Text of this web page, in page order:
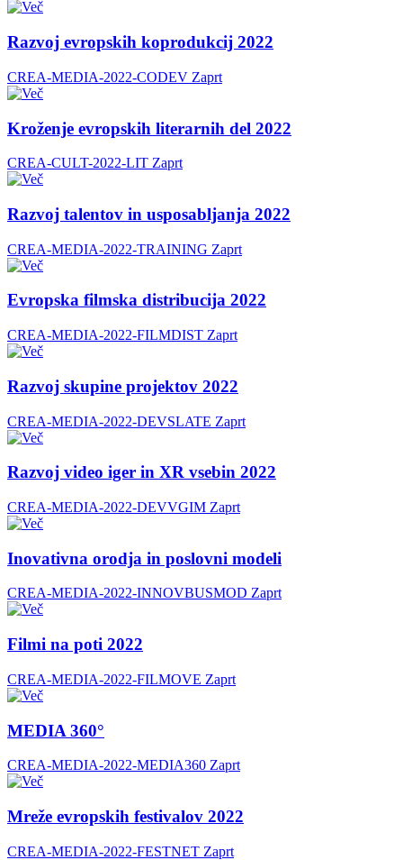
Razvoj evropskih koprodukcij 2022
CREA-MEDIA-2022-CODEV Zaprt
Kroženje evropskih literarnih del 2022
CREA-CULT-2022-LIT Zaprt
Razvoj talentov in usposabljanja 2022
CREA-MEDIA-2022-TRAINING Zaprt
Evropska filmska distribucija 2022
CREA-MEDIA-2022-FILMDIST Zaprt
Razvoj skupine projektov 2022
CREA-MEDIA-2022-DEVSLATE Zaprt
Razvoj video iger in XR vsebin 2022
CREA-MEDIA-2022-DEVVGIM Zaprt
Inovativna orodja in poslovni modeli
CREA-MEDIA-2022-INNOVBUSMOD Zaprt
Filmi na poti 2022
CREA-MEDIA-2022-FILMOVE Zaprt
MEDIA 360°
CREA-MEDIA-2022-MEDIA360 Zaprt
Mreže evropskih festivalov 2022
CREA-MEDIA-2022-FESTNET Zaprt